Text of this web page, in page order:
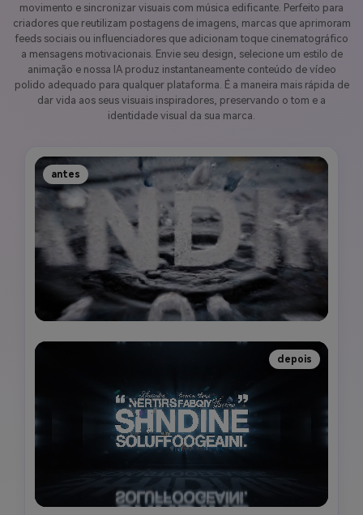
movimento e sincronizar visuais com música edificante. Perfeito para
criadores que reutilizam postagens de imagens, marcas que aprimoram
feeds sociais ou influenciadores que adicionam toque cinematográfico
a mensagens motivacionais. Envie seu design, selecione um estilo de
animação e nossa IA produz instantaneamente conteúdo de vídeo
polido adequado para qualquer plataforma. É a maneira mais rápida de
dar vida aos seus visuais inspiradores, preservando o tom e a
identidade visual da sua marca.
antes
depois